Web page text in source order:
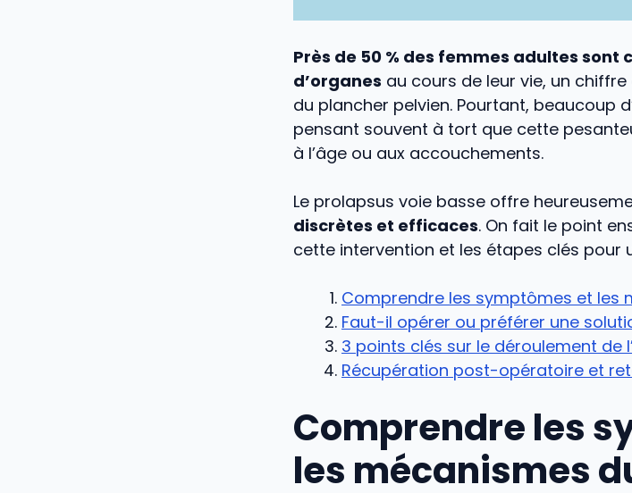
Près de 50 % des femmes adultes
d’organes au cours de leur vie, un
du plancher pelvien. Pourtant, beaucoup
pensant souvent à tort que cette
à l’âge ou aux accouchements.
Le prolapsus voie basse offre
discrètes et efficaces. On fait le point
cette intervention et les étapes clés pour
Comprendre les symptômes et les
Faut-il opérer ou préférer une
3 points clés sur le déroulement de
Récupération post-opératoire et
Comprendre les
les mécanismes